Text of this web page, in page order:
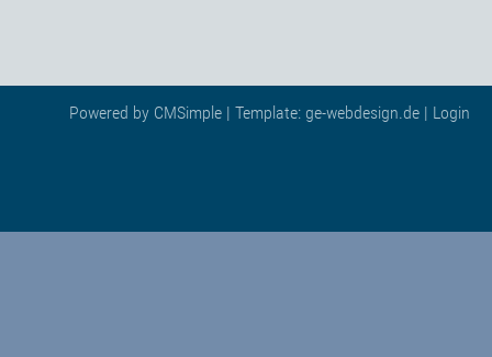
Powered by CMSimple | Template: ge-webdesign.de | Login